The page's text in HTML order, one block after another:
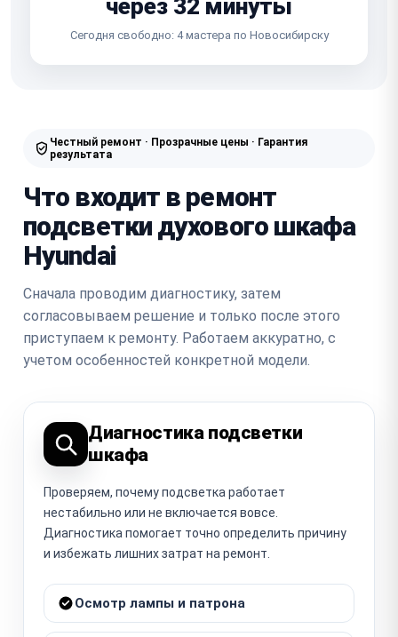
через 32 минуты
Сегодня свободно: 4 мастера по Новосибирску
Честный ремонт · Прозрачные цены · Гарантия
результата
Что входит в ремонт
подсветки духового шкафа
Hyundai
Сначала проводим диагностику, затем
согласовываем решение и только после этого
приступаем к ремонту. Работаем аккуратно, с
учетом особенностей конкретной модели.
Диагностика подсветки
шкафа
Проверяем, почему подсветка работает
нестабильно или не включается вовсе.
Диагностика помогает точно определить причину
и избежать лишних затрат на ремонт.
Осмотр лампы и патрона